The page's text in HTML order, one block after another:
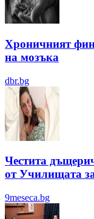
Хроничният
на мозъка
dbr.bg
Честита
от Училищата
9meseca.bg